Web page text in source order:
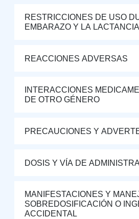
RESTRICCIONES DE USO
EMBARAZO Y LA LACTANCIA
REACCIONES ADVERSAS
INTERACCIONES
DE OTRO GÉNERO
PRECAUCIONES Y
DOSIS Y VÍA DE
MANIFESTACIONES Y
SOBREDOSIFICACIÓN O
ACCIDENTAL